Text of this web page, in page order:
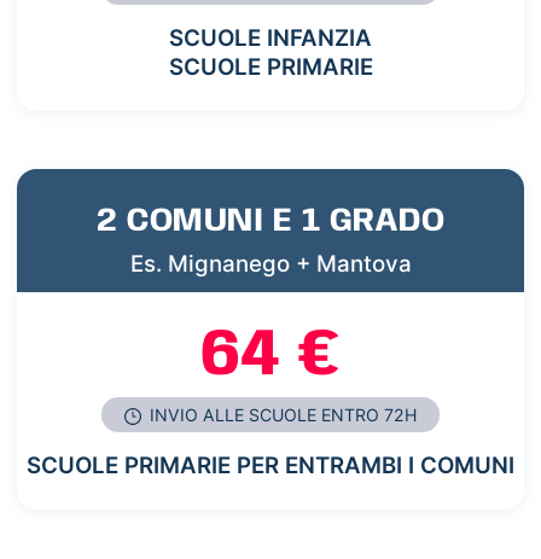
SCUOLE INFANZIA
SCUOLE PRIMARIE
2 COMUNI E 1 GRADO
Es. Mignanego + Mantova
64 €
INVIO ALLE SCUOLE ENTRO 72H
SCUOLE PRIMARIE PER ENTRAMBI I COMUNI